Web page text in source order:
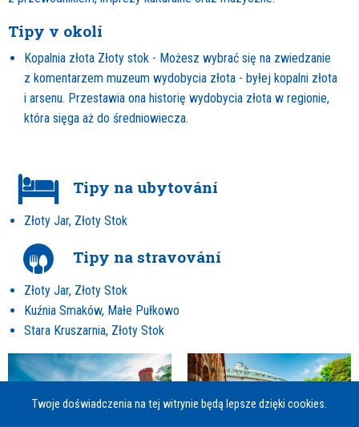
Tipy v okolí
Kopalnia złota Złoty stok - Możesz wybrać się na zwiedzanie
z komentarzem muzeum wydobycia złota - byłej kopalni złota
i arsenu. Przestawia ona historię wydobycia złota w regionie,
która sięga aż do średniowiecza.
Tipy na ubytování
Złoty Jar, Złoty Stok
Tipy na stravování
Złoty Jar, Złoty Stok
Kuźnia Smaków, Małe Pułkowo
Stara Kruszarnia, Złoty Stok
Twoje doświadczenia na tej witrynie będą lepsze dzięki cookies.